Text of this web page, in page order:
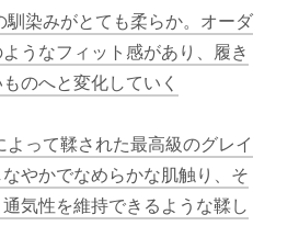
馴染みがとても柔らか。オーダ
うなフィット感があり、履き
のへと変化していく
って鞣された最高級のグレイ
やかでなめらかな肌触り、そ
気性を維持できるような鞣し